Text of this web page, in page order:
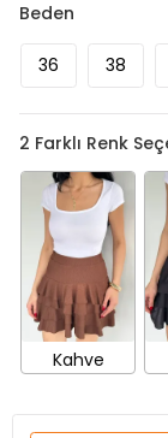
36
Kahve